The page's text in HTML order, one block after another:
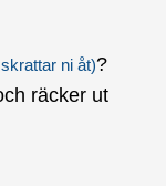
ni åt)?
räcker ut